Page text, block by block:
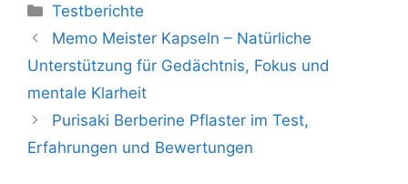
Testberichte
Memo Meister Kapseln – Natürliche
Unterstützung für Gedächtnis, Fokus und
mentale Klarheit
Purisaki Berberine Pflaster im Test,
Erfahrungen und Bewertungen